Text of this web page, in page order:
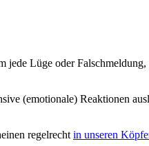
jede Lüge oder
(emotionale) Reaktionen
regelrecht in unseren